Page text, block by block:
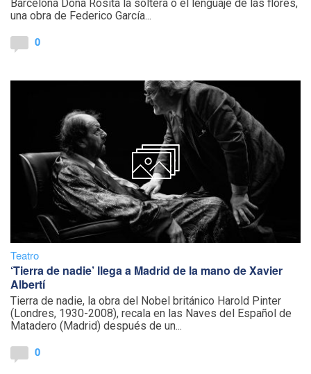
Barcelona Doña Rosita la soltera o el lenguaje de las flores,
una obra de Federico García...
0
Teatro
‘Tierra de nadie’ llega a Madrid de la mano de Xavier
Albertí
Tierra de nadie, la obra del Nobel británico Harold Pinter
(Londres, 1930-2008), recala en las Naves del Español de
Matadero (Madrid) después de un...
0